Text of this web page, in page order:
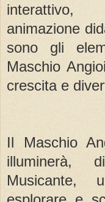
animazione
sono gli
Maschio
crescita e
Il Maschio
illuminerà,
Musicante,